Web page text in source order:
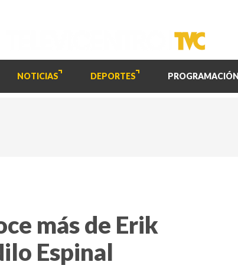
NOTICIAS DEPORTES PROGRAMACIÓN
más de Erik
Espinal